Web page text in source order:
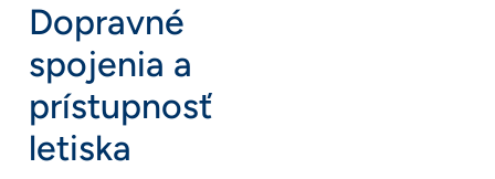
Dopravné
spojenia a
prístupnosť
letiska